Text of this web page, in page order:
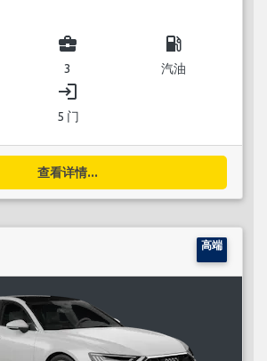
business_center
3
local_gas_station
汽油
login
5 门
查看详情...
高端